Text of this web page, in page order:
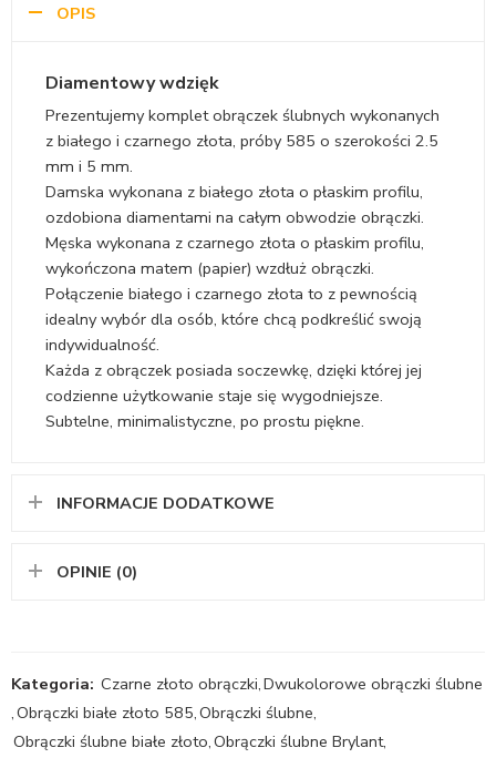
OPIS
Diamentowy wdzięk
Prezentujemy komplet obrączek ślubnych wykonanych
z białego i czarnego złota, próby 585 o szerokości 2.5
mm i 5 mm.
Damska wykonana z białego złota o płaskim profilu,
ozdobiona diamentami na całym obwodzie obrączki.
Męska wykonana z czarnego złota o płaskim profilu,
wykończona matem (papier) wzdłuż obrączki.
Połączenie białego i czarnego złota to z pewnością
idealny wybór dla osób, które chcą podkreślić swoją
indywidualność.
Każda z obrączek posiada soczewkę, dzięki której jej
codzienne użytkowanie staje się wygodniejsze.
Subtelne, minimalistyczne, po prostu piękne.
INFORMACJE DODATKOWE
OPINIE (0)
Kategoria: Czarne złoto obrączki,Dwukolorowe obrączki ślubne
,Obrączki białe złoto 585,Obrączki ślubne,
Obrączki ślubne białe złoto,Obrączki ślubne Brylant,